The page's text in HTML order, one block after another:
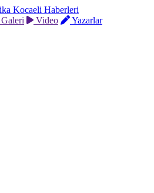
Galeri Video
Yazarlar